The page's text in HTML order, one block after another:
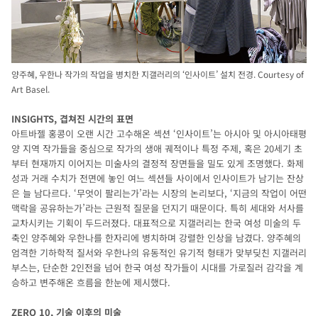
양주혜, 우한나 작가의 작업을 병치한 지갤러리의 ‘인사이트’ 설치 전경. Courtesy of
Art Basel.
INSIGHTS, 겹쳐진 시간의 표면
아트바젤 홍콩이 오랜 시간 고수해온 섹션 ‘인사이트’는 아시아 및 아시아태평
양 지역 작가들을 중심으로 작가의 생애 궤적이나 특정 주제, 혹은 20세기 초
부터 현재까지 이어지는 미술사의 결정적 장면들을 밀도 있게 조명했다. 화제
성과 거래 수치가 전면에 놓인 여느 섹션들 사이에서 인사이트가 남기는 잔상
은 늘 남다르다. ‘무엇이 팔리는가’라는 시장의 논리보다, ‘지금의 작업이 어떤
맥락을 공유하는가’라는 근원적 질문을 던지기 때문이다. 특히 세대와 서사를
교차시키는 기획이 두드러졌다. 대표적으로 지갤러리는 한국 여성 미술의 두
축인 양주혜와 우한나를 한자리에 병치하며 강렬한 인상을 남겼다. 양주혜의
엄격한 기하학적 질서와 우한나의 유동적인 유기적 형태가 맞부딪친 지갤러리
부스는, 단순한 2인전을 넘어 한국 여성 작가들이 시대를 가로질러 감각을 계
승하고 변주해온 흐름을 한눈에 제시했다.
ZERO 10, 기술 이후의 미술